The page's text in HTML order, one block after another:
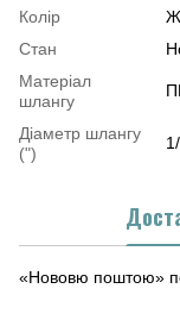
Колір
Стан
Матеріал
шлангу
Діаметр шлангу
(")
«Нововю поштою» по